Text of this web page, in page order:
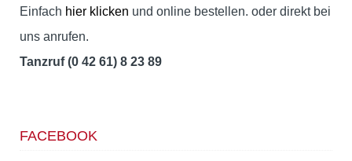
Einfach hier klicken und online bestellen. oder direkt bei
uns anrufen.
Tanzruf (0 42 61) 8 23 89
FACEBOOK